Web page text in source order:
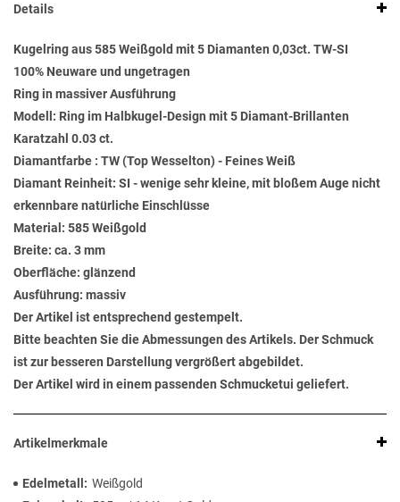
Details
Kugelring aus 585 Weißgold mit 5 Diamanten 0,03ct. TW-SI
100% Neuware und ungetragen
Ring in massiver Ausführung
Modell: Ring im Halbkugel-Design mit 5 Diamant-Brillanten
Karatzahl 0.03 ct.
Diamantfarbe : TW (Top Wesselton) - Feines Weiß
Diamant Reinheit: SI - wenige sehr kleine, mit bloßem Auge nicht
erkennbare natürliche Einschlüsse
Material: 585 Weißgold
Breite: ca. 3 mm
Oberfläche: glänzend
Ausführung: massiv
Der Artikel ist entsprechend gestempelt.
Bitte beachten Sie die Abmessungen des Artikels. Der Schmuck
ist zur besseren Darstellung vergrößert abgebildet.
Der Artikel wird in einem passenden Schmucketui geliefert.
Artikelmerkmale
Edelmetall
Weißgold